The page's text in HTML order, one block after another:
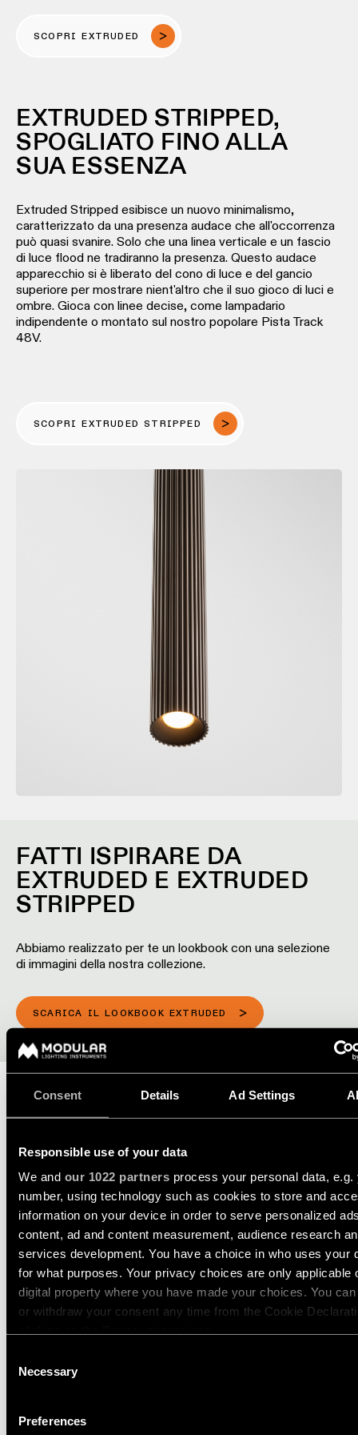
Consent Details Ad Settings
Responsible use of your data
We and our 1022 partners process your personal data, e.g.
number, using technology such as cookies to store and
information on your device in order to serve personalized
content, ad and content measurement, audience research
services development. You have a choice in who uses your
for what purposes. Your privacy choices are only applicable
digital property where you have made your choices. You
or withdraw your consent any time from the Cookie
If you allow, we would also like to:
Identify your device by actively scanning it for
Selection
Necessary
Preferences
SCOPRI EXTRUDED
EXTRUDED STRIPPED,
SPOGLIATO FINO ALLA
SUA ESSENZA
Extruded Stripped esibisce un nuovo minimalismo,
caratterizzato da una presenza audace che all'occorrenza
può quasi svanire. Solo che una linea verticale e un fascio
di luce flood ne tradiranno la presenza. Questo audace
apparecchio si è liberato del cono di luce e del gancio
superiore per mostrare nient'altro che il suo gioco di luci e
ombre. Gioca con linee decise, come lampadario
indipendente o montato sul nostro popolare Pista Track
48V.
SCOPRI EXTRUDED STRIPPED
FATTI ISPIRARE DA
EXTRUDED E EXTRUDED
STRIPPED
Abbiamo realizzato per te un lookbook con una selezione
di immagini della nostra collezione.
SCARICA IL LOOKBOOK EXTRUDED
Aggiungi linee verticali d’impatto alla tua configurazione
(Stripped) Track 48V gioca con luci e ombre grazie alle
scanalature lungo il suo profilo.
SCOPRI EXTRUDED STRIPPED SUSPENDED
TRACK 48V